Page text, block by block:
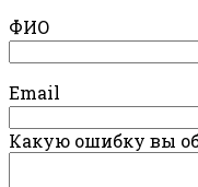
ФИО
Email
Какую ошибку вы